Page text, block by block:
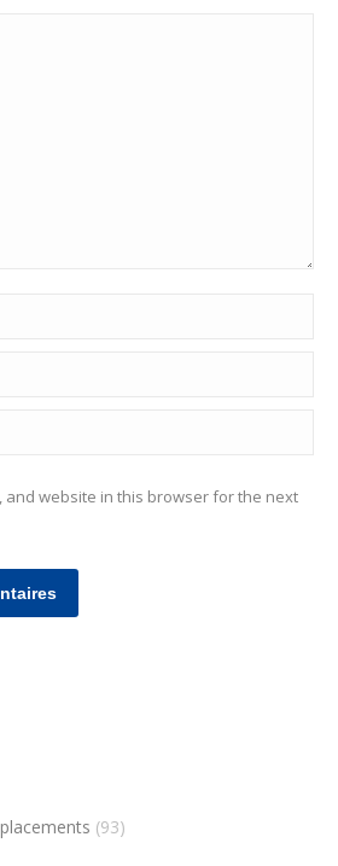
and website in this browser for the next
(93)